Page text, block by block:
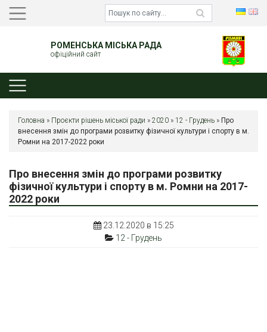
РОМЕНСЬКА МІСЬКА РАДА
офіційний сайт
Головна » Проєкти рішень міської ради » 2020 » 12 - Грудень » Про
внесення змін до програми розвитку фізичної культури і спорту в м.
Ромни на 2017-2022 роки
Про внесення змін до програми розвитку
фізичної культури і спорту в м. Ромни на 2017-
2022 роки
23.12.2020 в 15:25
12 - Грудень